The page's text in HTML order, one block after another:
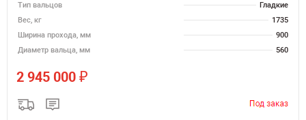
Тип вальцов
Гладкие
Вес, кг
1735
Ширина прохода, мм
900
Диаметр вальца, мм
560
2 945 000 ₽